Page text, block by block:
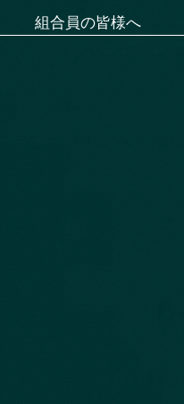
組合員の皆様へ